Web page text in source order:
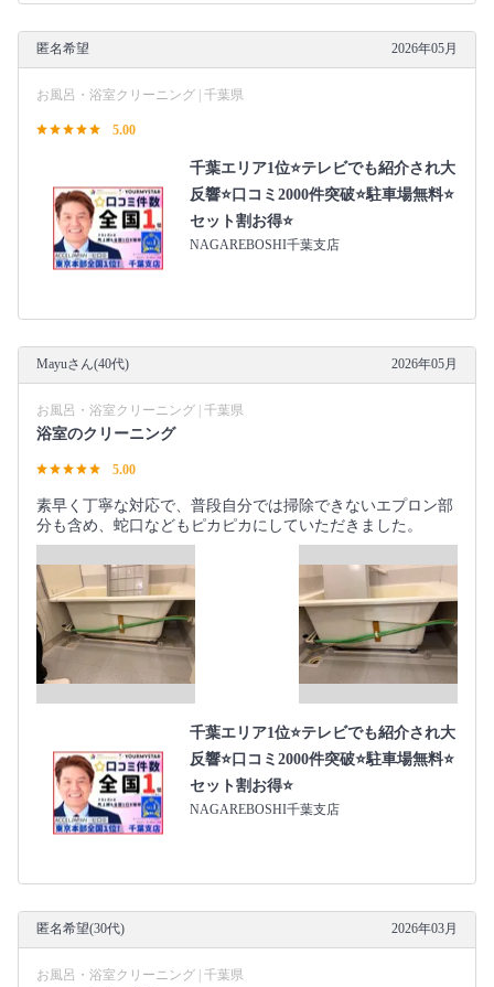
匿名希望 2026年05月
お風呂・浴室クリーニング | 千葉県
5.00
千葉エリア1位⭐テレビでも紹介され大
反響⭐️口コミ2000件突破⭐️駐車場無料⭐
セット割お得⭐
NAGAREBOSHI千葉支店
Mayuさん(40代) 2026年05月
お風呂・浴室クリーニング | 千葉県
浴室のクリーニング
5.00
素早く丁寧な対応で、普段自分では掃除できないエプロン部
分も含め、蛇口などもピカピカにしていただきました。
千葉エリア1位⭐テレビでも紹介され大
反響⭐️口コミ2000件突破⭐️駐車場無料⭐
セット割お得⭐
NAGAREBOSHI千葉支店
匿名希望(30代) 2026年03月
お風呂・浴室クリーニング | 千葉県